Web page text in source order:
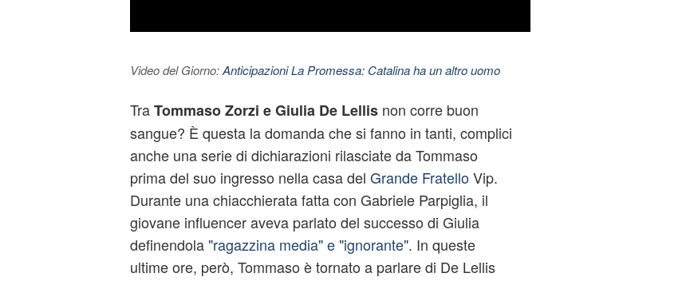
Video del Giorno:Anticipazioni La Promessa: Catalina ha un altro uomo
TraTommaso Zorzi e Giulia De Lellisnon corre buon
sangue? È questa la domanda che si fanno in tanti, complici
anche una serie di dichiarazioni rilasciate da Tommaso
prima del suo ingresso nella casa del Grande FratelloVip.
Durante una chiacchierata fatta con Gabriele Parpiglia, il
giovane influencer aveva parlato del successo di Giulia
definendola "ragazzina media" e "ignorante". In queste
ultime ore, però, Tommaso è tornato a parlare di De Lellis